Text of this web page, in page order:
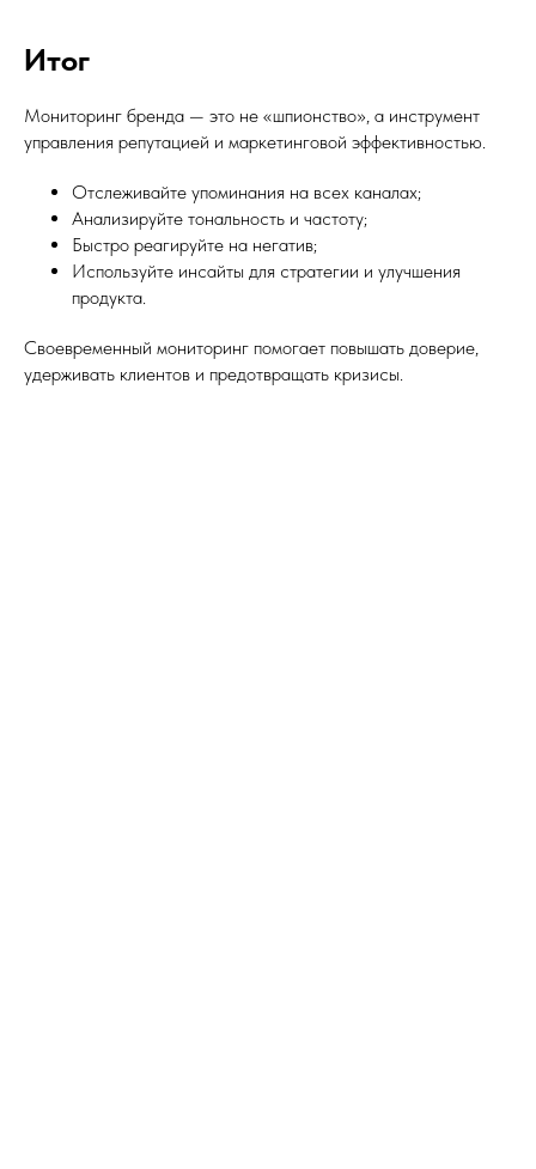
Итог
Мониторинг бренда — это не «шпионство», а инструмент
управления репутацией и маркетинговой эффективностью.
Отслеживайте упоминания на всех каналах;
Анализируйте тональность и частоту;
Быстро реагируйте на негатив;
Используйте инсайты для стратегии и улучшения
продукта.
Своевременный мониторинг помогает повышать доверие,
удерживать клиентов и предотвращать кризисы.